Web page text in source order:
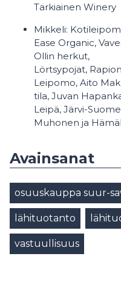
Tarkiainen Winery
Mikkeli:
Ease Organic,
Ollin herkut,
Lörtsypojat,
Leipomo, Aito
tila, Juvan
Leipä, Järvi-
Muhonen ja
Avainsanat
osuuskauppa suur-
lähituotanto
vastuullisuus